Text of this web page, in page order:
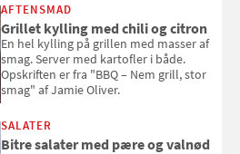
AFTENSMAD
Grillet kylling med chili og citron
En hel kylling på grillen med masser af
smag. Server med kartofler i både.
Opskriften er fra "BBQ – Nem grill, stor
smag" af Jamie Oliver.
SALATER
Bitre salater med pære og valnød